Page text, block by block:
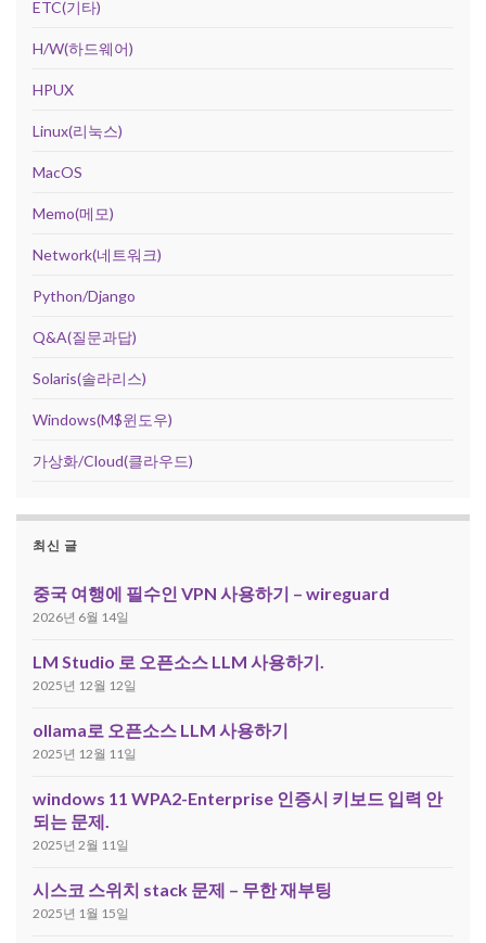
ETC(기타)
H/W(하드웨어)
HPUX
Linux(리눅스)
MacOS
Memo(메모)
Network(네트워크)
Python/Django
Q&A(질문과답)
Solaris(솔라리스)
Windows(M$윈도우)
가상화/Cloud(클라우드)
최신 글
중국 여행에 필수인 VPN 사용하기 – wireguard
2026년 6월 14일
LM Studio 로 오픈소스 LLM 사용하기.
2025년 12월 12일
ollama로 오픈소스 LLM 사용하기
2025년 12월 11일
windows 11 WPA2-Enterprise 인증시 키보드 입력 안
되는 문제.
2025년 2월 11일
시스코 스위치 stack 문제 – 무한 재부팅
2025년 1월 15일